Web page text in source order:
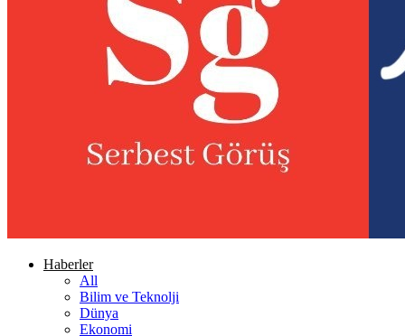
Haberler
All
Bilim ve Teknolji
Dünya
Ekonomi